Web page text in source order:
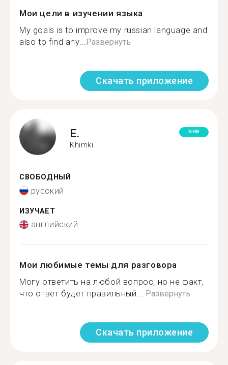
Мои цели в изучении языка
My goals is to improve my russian language and
also to find any...Развернуть
Скачать приложение
E.
Khimki
NEW
СВОБОДНЫЙ
русский
ИЗУЧАЕТ
английский
Мои любимые темы для разговора
Могу ответить на любой вопрос, но не факт,
что ответ будет правильный:...Развернуть
Скачать приложение